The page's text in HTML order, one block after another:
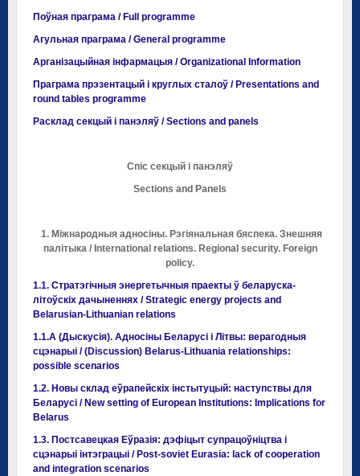
Поўная праграма / Full programme
Агульная праграма / General programme
Арганізацыйная інфармацыя / Organizational Information
Праграма прэзентацый і круглых сталоў / Presentations and
round tables programme
Расклад секцый і панэляў / Sections and panels
Спіс секцый і панэляў
Sections and Panels
1. Міжнародныя адносіны. Рэгіянальная бяспека. Знешняя
палітыка / International relations. Regional security. Foreign
policy.
1.1. Стратэгічныя энергетычныя праекты ў беларуска-
літоўскіх дачыненнях / Strategic energy projects and
Belarusian-Lithuanian relations
1.1.A (Дыскусія). Адносіны Беларусі і Літвы: верагодныя
сцэнарыі / (Discussion) Belarus-Lithuania relationships:
possible scenarios
1.2. Новы склад еўрапейскіх інстытуцый: наступствы для
Беларусі / New setting of European Institutions: Implications for
Belarus
1.3. Постсавецкая Еўразія: дэфіцыт супрацоўніцтва і
сцэнарыі інтэграцыі / Post-soviet Eurasia: lack of cooperation
and integration scenarios